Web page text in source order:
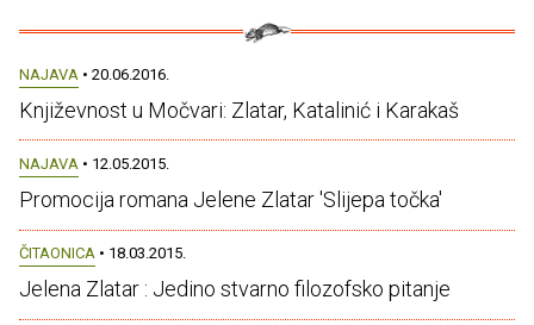
NAJAVA • 20.06.2016.
Književnost u Močvari: Zlatar, Katalinić i Karakaš
NAJAVA • 12.05.2015.
Promocija romana Jelene Zlatar 'Slijepa točka'
ČITAONICA • 18.03.2015.
Jelena Zlatar : Jedino stvarno filozofsko pitanje